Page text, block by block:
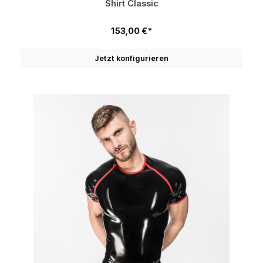
Shirt Classic
153,00 €*
Jetzt konfigurieren